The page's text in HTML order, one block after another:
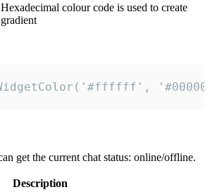
Hexadecimal colour code is used to create
gradient
get the current chat status: online/offline.
Description